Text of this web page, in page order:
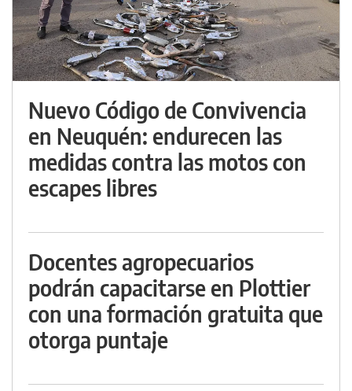
Nuevo Código de Convivencia
en Neuquén: endurecen las
medidas contra las motos con
escapes libres
Docentes agropecuarios
podrán capacitarse en Plottier
con una formación gratuita que
otorga puntaje